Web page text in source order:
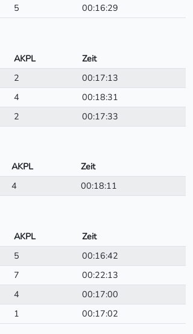
5 00:16:29
AKPL
Zeit
2
00:17:13
4
00:18:31
2 00:17:33
AKPL
Zeit
4 00:18:11
AKPL
Zeit
5
00:16:42
7
00:22:13
4
00:17:00
1 00:17:02